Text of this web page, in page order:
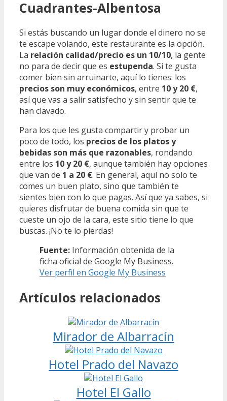
Cuadrantes-Albentosa
Si estás buscando un lugar donde el dinero no se
te escape volando, este restaurante es la opción.
La relación calidad/precio es un 10/10, la gente
no para de decir que es estupenda. Si te gusta
comer bien sin arruinarte, aquí lo tienes: los
precios son muy económicos, entre 10 y 20 €,
así que vas a salir satisfecho y sin sentir que te
han clavado.
Para los que les gusta compartir y probar un
poco de todo, los precios de los platos y
bebidas son más que razonables, rondando
entre los 10 y 20 €, aunque también hay opciones
que van de 1 a 20 €. En general, aquí no solo te
comes un buen plato, sino que también te
sientes bien con lo que pagas. Así que ya sabes, si
quieres disfrutar de buena comida sin que te
cueste un ojo de la cara, este sitio tiene lo que
buscas. ¡No te lo pierdas!
Fuente: Información obtenida de la
ficha oficial de Google My Business.
Ver perfil en Google My Business
Artículos relacionados
Mirador de Albarracín
Hotel Prado del Navazo
Hotel El Gallo